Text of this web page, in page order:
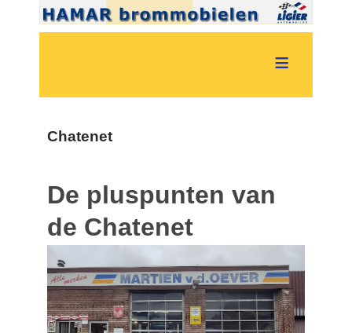
≡
Chatenet
De pluspunten van
de Chatenet